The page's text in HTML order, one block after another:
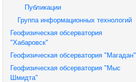
Публикации
Группа информационных технологий
Геофизическая обсерватория
"Хабаровск"
Геофизическая обсерватория "Магадан"
Геофизическая обсерватория "Мыс
Шмидта"